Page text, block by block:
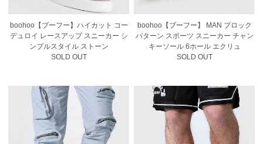
boohoo【ブーフー】ハイカット コー
デュロイ レースアップ スニーカー シ
ンプルスタイル ストーン
SOLD OUT
boohoo【ブーフー】 MAN ブロック
パターン スポーツ スニーカー チャン
キーソール 6ホール エクリュ
SOLD OUT